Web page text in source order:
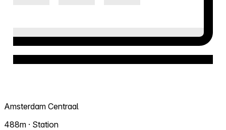
Amsterdam Centraal
488m · Station